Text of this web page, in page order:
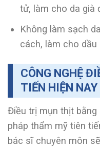
tử, làm cho da già
Không làm sạch
cách, làm cho
CÔNG NGHỆ
TIẾN HIỆN NAY
Điều trị mụn thịt bằng
pháp thẩm mỹ tiên
bác sĩ chuyên môn